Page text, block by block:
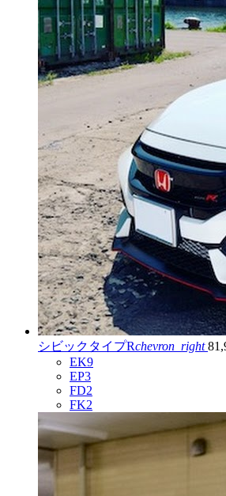
シビックタイプRchevron_right
EK9
EP3
FD2
FK2